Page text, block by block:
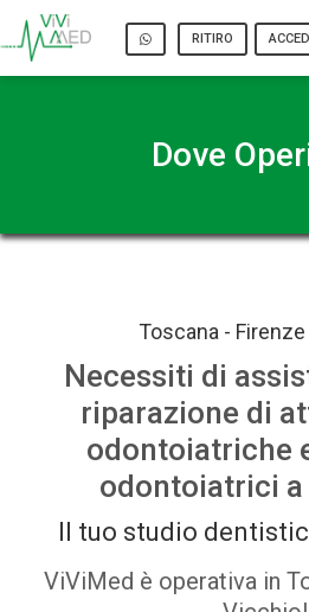
RITIRO
Dove
Toscana -
Necessiti di
riparazione di
odontoiatriche
odontoiatrici
Il tuo studio
ViViMed è operativa in